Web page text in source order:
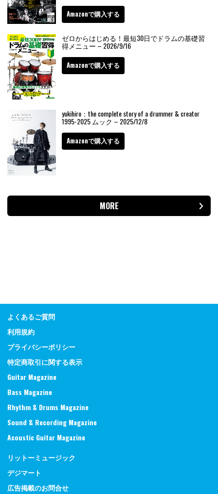
Amazonで購入する
ゼロからはじめる！最短30日でドラムの基礎習
得メニュー – 2026/9/16
Amazonで購入する
yukihiro：the complete story of a drummer & creator
1995-2025 ムック – 2025/12/8
Amazonで購入する
MORE
よくあるご質問
利用規約
プライバシーポリシー
特定商取引に関する表示
Guitar Magazine
Bass Magazine
Rhythm & Drums Magazine
Sound & Recording Magazine
Acoustic Guitar Magazine
リットーミュージック
デジマート
広告掲載のお問合せ